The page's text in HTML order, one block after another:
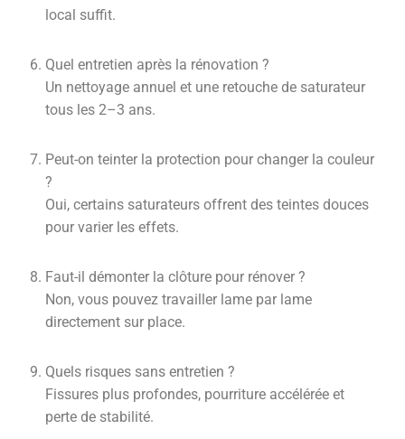
local suffit.
Quel entretien après la rénovation ?
Un nettoyage annuel et une retouche de saturateur
tous les 2–3 ans.
Peut-on teinter la protection pour changer la couleur
?
Oui, certains saturateurs offrent des teintes douces
pour varier les effets.
Faut-il démonter la clôture pour rénover ?
Non, vous pouvez travailler lame par lame
directement sur place.
Quels risques sans entretien ?
Fissures plus profondes, pourriture accélérée et
perte de stabilité.